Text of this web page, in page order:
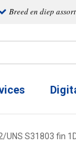
Breed en diep
S31803 fin